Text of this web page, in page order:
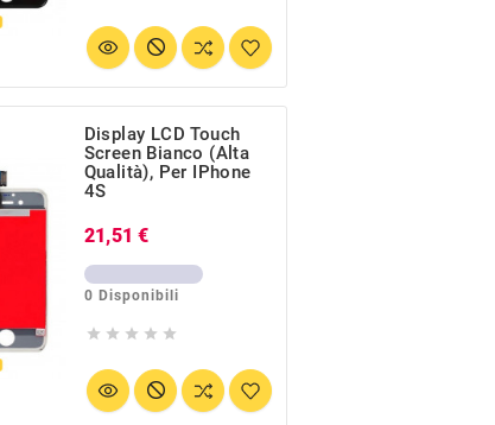
Display LCD Touch
Screen Bianco (Alta
Qualità), Per IPhone
4S
21,51 €
0 Disponibili
    